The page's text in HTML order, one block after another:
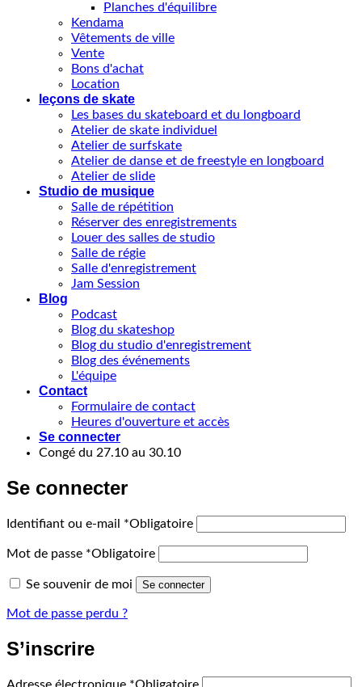
Planches d'équilibre
Kendama
Vêtements de ville
Vente
Bons d'achat
Location
leçons de skate
Les bases du skateboard et du longboard
Atelier de skate individuel
Atelier de surfskate
Atelier de danse et de freestyle en longboard
Atelier de slide
Studio de musique
Salle de répétition
Réserver des enregistrements
Louer des salles de studio
Salle de régie
Salle d'enregistrement
Jam Session
Blog
Podcast
Blog du skateshop
Blog du studio d'enregistrement
Blog des événements
L'équipe
Contact
Formulaire de contact
Heures d'ouverture et accès
Se connecter
Congé du 27.10 au 30.10
Se connecter
Identifiant ou e-mail *Obligatoire
Mot de passe *Obligatoire
Se souvenir de moi Se connecter
Mot de passe perdu ?
S’inscrire
Adresse électronique *Obligatoire